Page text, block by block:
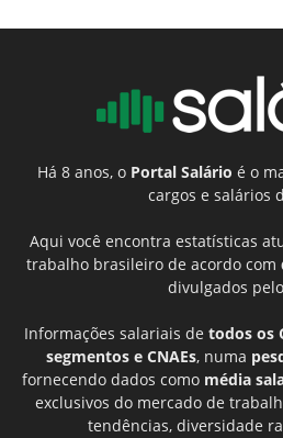
Há 8 anos, o Portal Salário é o
cargos e salários
Aqui você encontra estatísticas
trabalho brasileiro de acordo com
divulgados
Informações salariais de todos os
segmentos e CNAEs, numa
fornecendo dados como média
exclusivos do mercado de
tendências, diversidade